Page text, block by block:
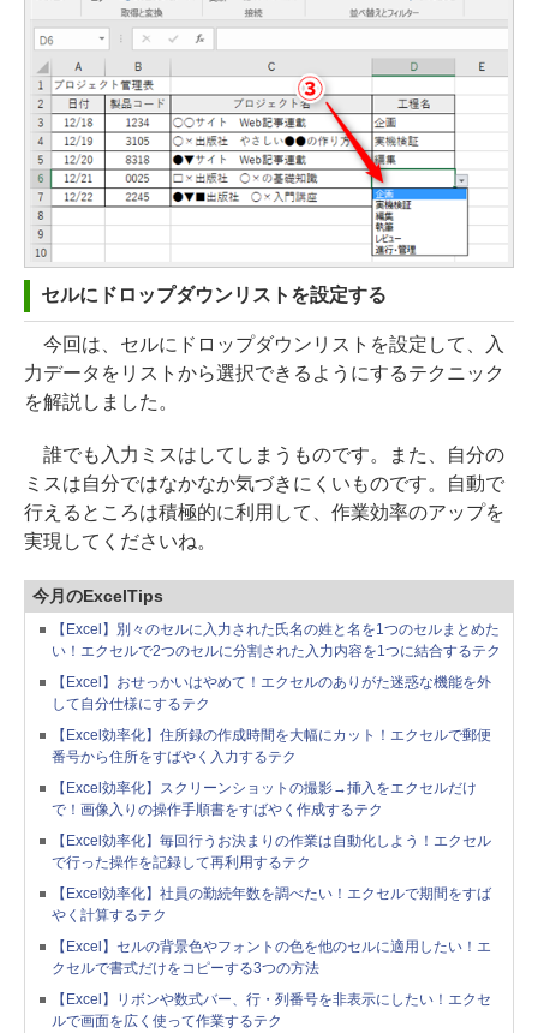
セルにドロップダウンリストを設定する
今回は、セルにドロップダウンリストを設定して、入
力データをリストから選択できるようにするテクニック
を解説しました。
誰でも入力ミスはしてしまうものです。また、自分の
ミスは自分ではなかなか気づきにくいものです。自動で
行えるところは積極的に利用して、作業効率のアップを
実現してくださいね。
今月のExcelTips
【Excel】別々のセルに入力された氏名の姓と名を1つのセルまとめた
い！エクセルで2つのセルに分割された入力内容を1つに結合するテク
【Excel】おせっかいはやめて！エクセルのありがた迷惑な機能を外
して自分仕様にするテク
【Excel効率化】住所録の作成時間を大幅にカット！エクセルで郵便
番号から住所をすばやく入力するテク
【Excel効率化】スクリーンショットの撮影→挿入をエクセルだけ
で！画像入りの操作手順書をすばやく作成するテク
【Excel効率化】毎回行うお決まりの作業は自動化しよう！エクセル
で行った操作を記録して再利用するテク
【Excel効率化】社員の勤続年数を調べたい！エクセルで期間をすば
やく計算するテク
【Excel】セルの背景色やフォントの色を他のセルに適用したい！エ
クセルで書式だけをコピーする3つの方法
【Excel】リボンや数式バー、行・列番号を非表示にしたい！エクセ
ルで画面を広く使って作業するテク